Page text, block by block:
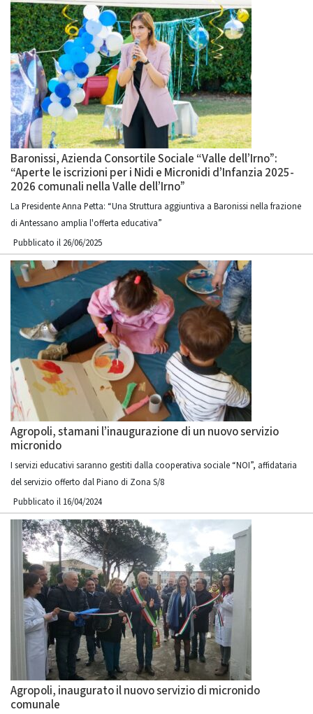
Baronissi, Azienda Consortile Sociale “Valle dell’Irno”:
“Aperte le iscrizioni per i Nidi e Micronidi d’Infanzia 2025-
2026 comunali nella Valle dell’Irno”
La Presidente Anna Petta: “Una Struttura aggiuntiva a Baronissi nella frazione
di Antessano amplia l'offerta educativa”
Pubblicato il 26/06/2025
Agropoli, stamani l’inaugurazione di un nuovo servizio
micronido
I servizi educativi saranno gestiti dalla cooperativa sociale “NOI”, affidataria
del servizio offerto dal Piano di Zona S/8
Pubblicato il 16/04/2024
Agropoli, inaugurato il nuovo servizio di micronido
comunale